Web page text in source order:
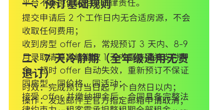
平台不承担任何相关法律责任。
一、预订基础规则
提交申请后 2 个工作日内无合适房源，不会
收取任何费用；
收到房型 offer 后，常规预订 3 天内、8-9
月录取清算高峰期仅 1 天内需接受并支付押
金，超时 offer 自动失效，重新预订不保证
同房型、同价格、同活动；
接受 offer 并缴纳押金后，合同具备完整法
二、7 天冷静期（全年级通用无责
退订）
时效：完成预订当日起 7 个自然日以内；
操作：发送邮件至官方指定邮箱申请取消；